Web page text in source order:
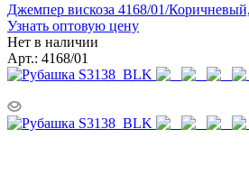
Джемпер вискоза 4168/01/
Узнать оптовую цену
Нет в наличии
Арт.: 4168/01